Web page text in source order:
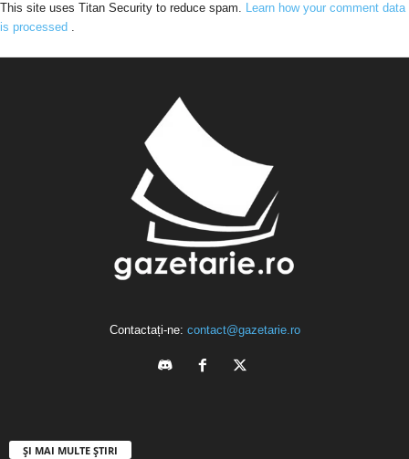
This site uses Titan Security to reduce spam. Learn how your comment data
is processed .
Contactați-ne: contact@gazetarie.ro
ȘI MAI MULTE ȘTIRI